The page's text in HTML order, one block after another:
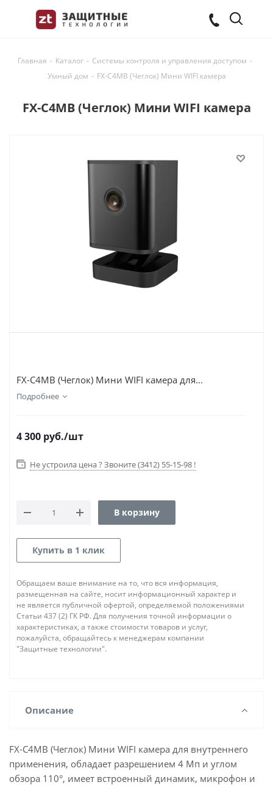
Главная - Каталог - Системы контроля и управления доступом -
Умный дом - FX-C4MB (Чеглок) Мини WIFI камера
FX-C4MB (Чеглок) Мини WIFI камера
FX-C4MB (Чеглок) Мини WIFI камера для...
Подробнее
4 300 руб./шт
Не устроила цена ? Звоните (3412) 55-15-98 !
В корзину
Купить в 1 клик
Обращаем ваше внимание на то, что вся информация,
размещенная на сайте, носит информационный характер и
не является публичной офертой, определяемой положениями
Статьи 437 (2) ГК РФ. Для получения точной информации о
характеристиках, а также стоимости товаров и услуг,
пожалуйста, обращайтесь к менеджерам компании
"Защитные технологии".
Описание
FX-C4MB (Чеглок) Мини WIFI камера для внутреннего
применения, обладает разрешением 4 Мп и углом
обзора 110°, имеет встроенный динамик, микрофон и